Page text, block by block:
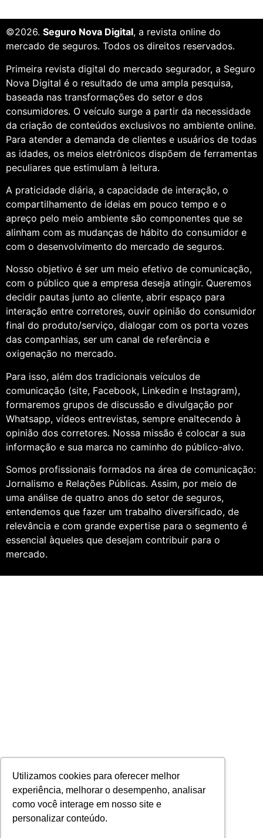
Utilizamos cookies para oferecer melhor
experiência, melhorar o desempenho, analisar
como você interage em nosso site e
personalizar conteúdo.
©2026. Seguro Nova Digital, a revista online do
mercado de seguros. Todos os direitos reservados.
Primeira revista digital do mercado segurador, a Seguro
Nova Digital é o resultado de uma ampla pesquisa,
baseada nas transformações do setor e dos
consumidores. O veículo surge a partir da necessidade
da criação de conteúdos exclusivos no ambiente online.
Para atender a demanda de clientes e usuários de todas
as idades, os meios eletrônicos dispõem de ferramentas
peculiares que estimulam à leitura.
A praticidade diária, a capacidade de interação, o
compartilhamento de ideias em pouco tempo e o
apreço pelo meio ambiente são componentes que se
alinham com as mudanças de hábito do consumidor e
com o desenvolvimento do mercado de seguros.
Nosso objetivo é ser um meio efetivo de comunicação,
com o público que a empresa deseja atingir. Queremos
decidir pautas junto ao cliente, abrir espaço para
interação entre corretores, ouvir opinião do consumidor
final do produto/serviço, dialogar com os porta vozes
das companhias, ser um canal de referência e
oxigenação no mercado.
Para isso, além dos tradicionais veículos de
comunicação (site, Facebook, Linkedin e Instagram),
formaremos grupos de discussão e divulgação por
Whatsapp, vídeos entrevistas, sempre enaltecendo à
opinião dos corretores. Nossa missão é colocar a sua
informação e sua marca no caminho do público-alvo.
Somos profissionais formados na área de comunicação:
Jornalismo e Relações Públicas. Assim, por meio de
uma análise de quatro anos do setor de seguros,
entendemos que fazer um trabalho diversificado, de
relevância e com grande expertise para o segmento é
essencial àqueles que desejam contribuir para o
mercado.